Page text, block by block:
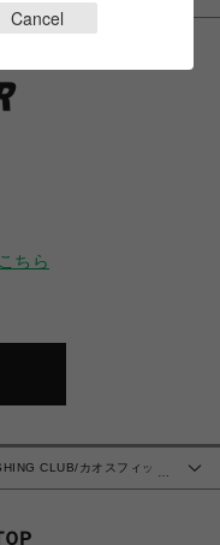
こちら
CLUB/カオスフィッシ
Cancel